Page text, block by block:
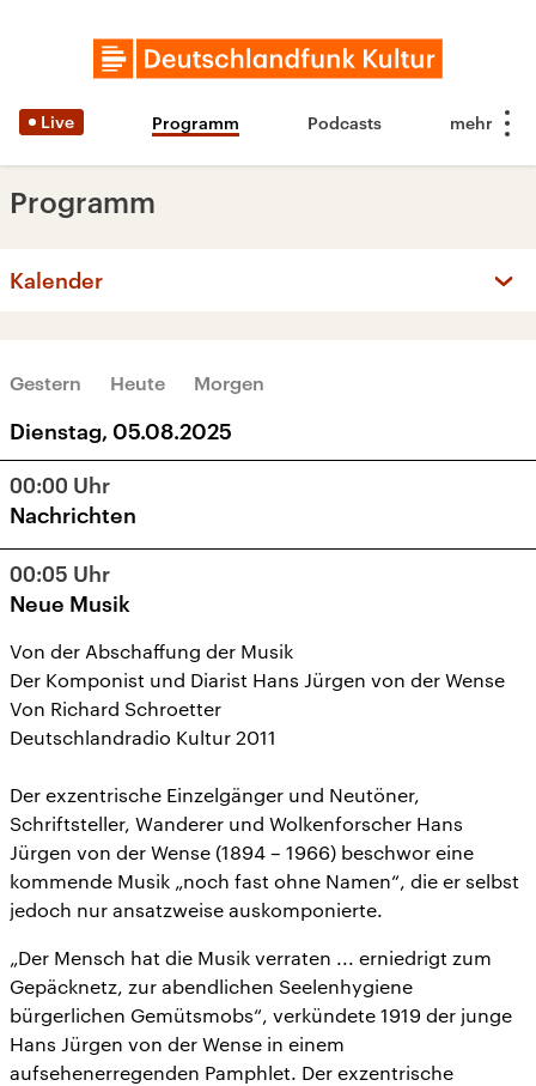
Live Programm Podcasts
Programm
Kalender
Mo Di Mi Do
4
Gestern Heute Morgen
Dienstag, 05.08.2025
00:00 Uhr
Nachrichten
00:05 Uhr
Neue Musik
Von der Abschaffung der Musik
Der Komponist und Diarist Hans Jürgen von der Wense
Von Richard Schroetter
Deutschlandradio Kultur 2011
Der exzentrische Einzelgänger und Neutöner,
Schriftsteller, Wanderer und Wolkenforscher Hans
Jürgen von der Wense (1894 – 1966) beschwor eine
kommende Musik „noch fast ohne Namen“, die er selbst
jedoch nur ansatzweise auskomponierte.
„Der Mensch hat die Musik verraten ... erniedrigt zum
Gepäcknetz, zur abendlichen Seelenhygiene
bürgerlichen Gemütsmobs“, verkündete 1919 der junge
Hans Jürgen von der Wense in einem
aufsehenerregenden Pamphlet. Der exzentrische